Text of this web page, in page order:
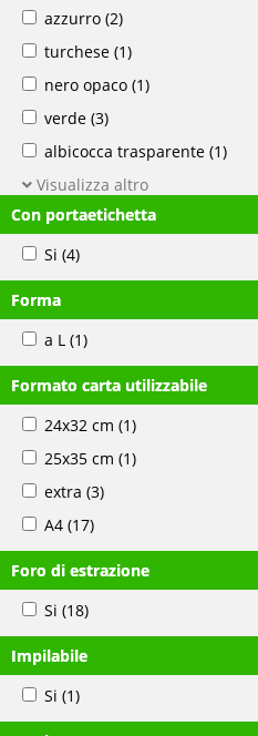
azzurro (2)
turchese (1)
nero opaco (1)
verde (3)
albicocca trasparente (1)
Visualizza altro
Con portaetichetta
Si (4)
Forma
a L (1)
Formato carta utilizzabile
24x32 cm (1)
25x35 cm (1)
extra (3)
A4 (17)
Foro di estrazione
Si (18)
Impilabile
Si (1)